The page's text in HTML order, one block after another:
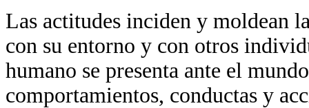
Las actitudes inciden y moldean
con su entorno y con otros
humano se presenta ante el
comportamientos, conductas y